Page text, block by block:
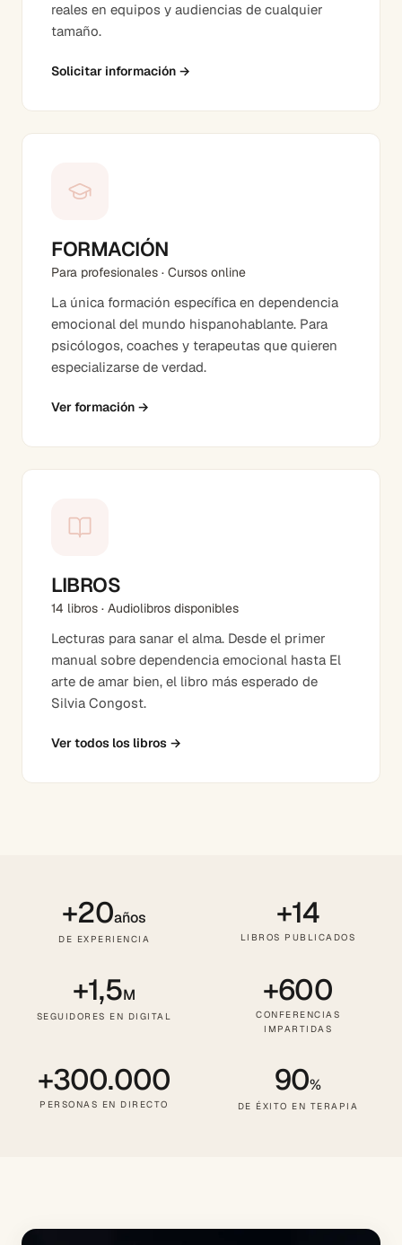
reales en equipos y audiencias de cualquier
tamaño.
Solicitar información →
FORMACIÓN
Para profesionales · Cursos online
La única formación específica en dependencia
emocional del mundo hispanohablante. Para
psicólogos, coaches y terapeutas que quieren
especializarse de verdad.
Ver formación →
LIBROS
14 libros · Audiolibros disponibles
Lecturas para sanar el alma. Desde el primer
manual sobre dependencia emocional hasta El
arte de amar bien, el libro más esperado de
Silvia Congost.
Ver todos los libros →
+20años
DE EXPERIENCIA
+14
LIBROS PUBLICADOS
+1,5M
SEGUIDORES EN DIGITAL
+600
CONFERENCIAS
IMPARTIDAS
+300.000
PERSONAS EN DIRECTO
90%
DE ÉXITO EN TERAPIA